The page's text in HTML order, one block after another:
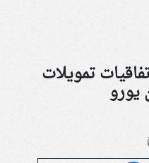
وفرنسا يوقعان 9 اتفاقيات تمويلات